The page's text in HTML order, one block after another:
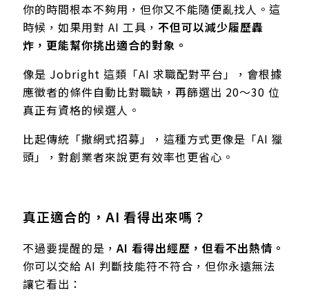
你的時間根本不夠用，但你又不能隨便亂找人。這
時候，如果用對 AI 工具， 不但可以減少履歷轟
炸，更能幫你挑出適合的對象。
像是 Jobright 這類「AI 求職配對平台」，會根據
應徵者的條件自動比對職缺，再篩選出 20～30 位
真正有資格的候選人。
比起傳統「撒網式招募」，這種方式更像是「AI 獵
頭」，對創業者來說更有效率也更省心。
真正適合的，AI 看得出來嗎？
不過要提醒的是， AI 看得出經歷，但看不出熱情。
你可以交給 AI 判斷技能符不符合，但你永遠無法
讓它看出：